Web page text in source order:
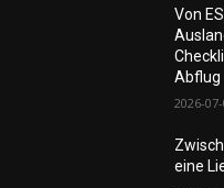
Von
Abflug
2026-
eine